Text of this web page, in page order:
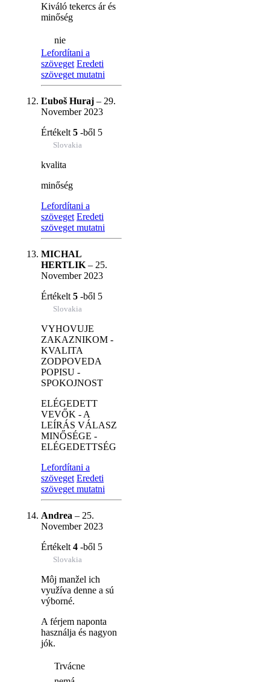
Kiváló tekercs ár és
minőség
nie
Lefordítani a
szöveget Eredeti
szöveget mutatni
Ľuboš Huraj – 29.
November 2023
Értékelt 5 -ből 5
Slovakia
kvalita
minőség
Lefordítani a
szöveget Eredeti
szöveget mutatni
MICHAL
HERTLIK – 25.
November 2023
Értékelt 5 -ből 5
Slovakia
VYHOVUJE
ZAKAZNIKOM -
KVALITA
ZODPOVEDA
POPISU -
SPOKOJNOST
ELÉGEDETT
VEVŐK - A
LEÍRÁS VÁLASZ
MINŐSÉGE -
ELÉGEDETTSÉG
Lefordítani a
szöveget Eredeti
szöveget mutatni
Andrea – 25.
November 2023
Értékelt 4 -ből 5
Slovakia
Môj manžel ich
využíva denne a sú
výborné.
A férjem naponta
használja és nagyon
jók.
Trvácne